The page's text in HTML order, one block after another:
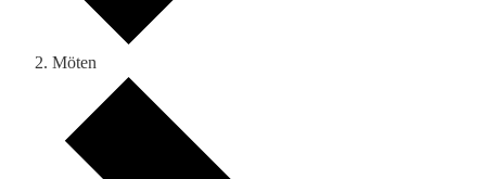
Möten